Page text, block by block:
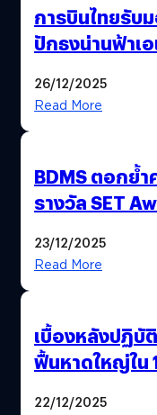
การบินไทยรับ
ปักธงน่านฟ้าเ
26/12/2025
Read More
BDMS ตอกย้ำ
รางวัล SET
สุขภาพไทยสู่คว
23/12/2025
Read More
เบื้องหลังปฏิบั
ฟื้นหาดใหญ่ใน
22/12/2025